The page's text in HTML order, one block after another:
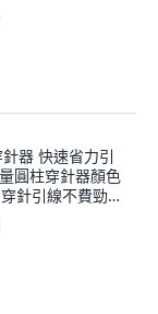
器 快速省力引
圓柱穿針器顏色
針引線不費勁